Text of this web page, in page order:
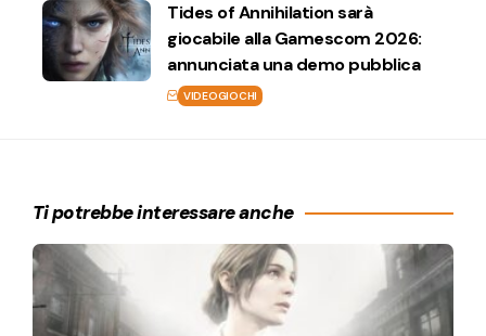
Tides of Annihilation sarà
giocabile alla Gamescom 2026:
annunciata una demo pubblica
VIDEOGIOCHI
Ti potrebbe interessare anche